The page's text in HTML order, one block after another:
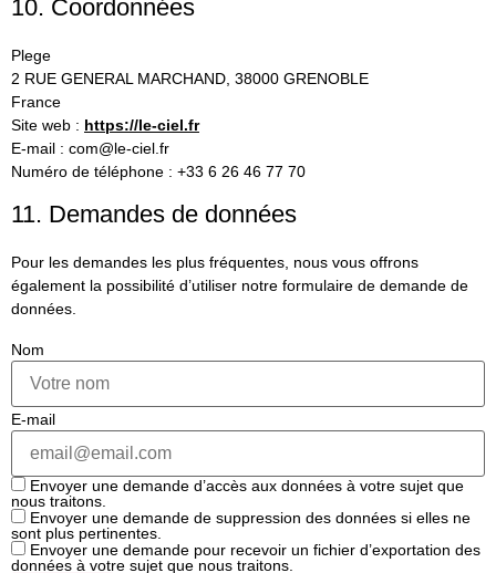
10. Coordonnées
Plege
2 RUE GENERAL MARCHAND, 38000 GRENOBLE
France
Site web : https://le-ciel.fr
E-mail : com@le-ciel.fr
Numéro de téléphone : +33 6 26 46 77 70
11. Demandes de données
Pour les demandes les plus fréquentes, nous vous offrons
également la possibilité d’utiliser notre formulaire de demande de
données.
Nom
E-mail
Envoyer une demande d’accès aux données à votre sujet que
nous traitons.
Envoyer une demande de suppression des données si elles ne
sont plus pertinentes.
Envoyer une demande pour recevoir un fichier d’exportation des
données à votre sujet que nous traitons.